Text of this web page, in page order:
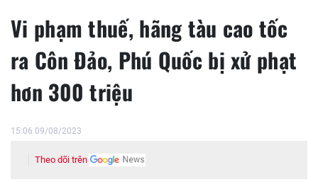
Vi phạm thuế, hãng tàu cao tốc
ra Côn Đảo, Phú Quốc bị xử phạt
hơn 300 triệu
15:06 09/08/2023
Theo dõi trên